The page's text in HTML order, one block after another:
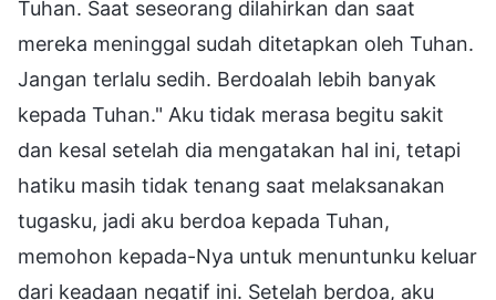
Tuhan. Saat seseorang dilahirkan dan saat
mereka meninggal sudah ditetapkan oleh Tuhan.
Jangan terlalu sedih. Berdoalah lebih banyak
kepada Tuhan." Aku tidak merasa begitu sakit
dan kesal setelah dia mengatakan hal ini, tetapi
hatiku masih tidak tenang saat melaksanakan
tugasku, jadi aku berdoa kepada Tuhan,
memohon kepada-Nya untuk menuntunku keluar
dari keadaan negatif ini. Setelah berdoa, aku